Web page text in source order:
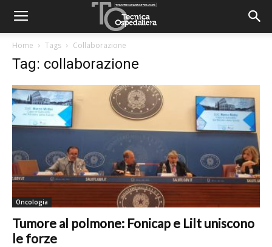
Home Tags Collaborazione
Tag: collaborazione
Oncologia
Tumore al polmone: Fonicap e Lilt uniscono
le forze